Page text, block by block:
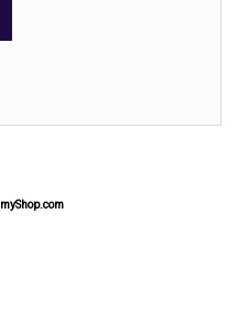
myShop.com